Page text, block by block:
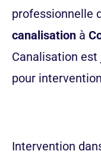
professionnelle
canalisation à
Canalisation est
pour
Intervention